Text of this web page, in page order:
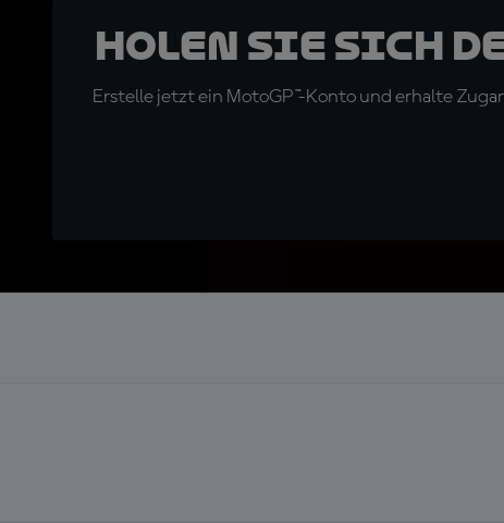
Holen Sie sich
Erstelle jetzt ein MotoGP™-Konto und erhalte